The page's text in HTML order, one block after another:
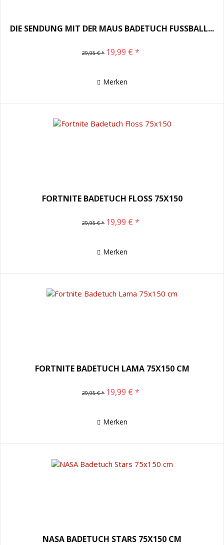
DIE SENDUNG MIT DER MAUS BADETUCH FUSSBALL...
29,95 € * 19,99 € *
Merken
FORTNITE BADETUCH FLOSS 75X150
29,95 € * 19,99 € *
Merken
FORTNITE BADETUCH LAMA 75X150 CM
29,95 € * 19,99 € *
Merken
NASA BADETUCH STARS 75X150 CM